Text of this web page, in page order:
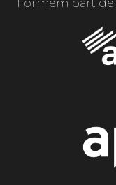
Formem part de: